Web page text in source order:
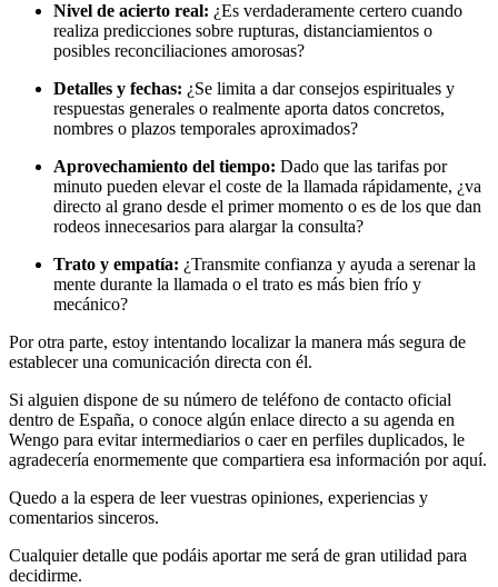
Nivel de acierto real: ¿Es verdaderamente certero cuando
realiza predicciones sobre rupturas, distanciamientos o
posibles reconciliaciones amorosas?
Detalles y fechas: ¿Se limita a dar consejos espirituales y
respuestas generales o realmente aporta datos concretos,
nombres o plazos temporales aproximados?
Aprovechamiento del tiempo: Dado que las tarifas por
minuto pueden elevar el coste de la llamada rápidamente, ¿va
directo al grano desde el primer momento o es de los que dan
rodeos innecesarios para alargar la consulta?
Trato y empatía: ¿Transmite confianza y ayuda a serenar la
mente durante la llamada o el trato es más bien frío y
mecánico?
Por otra parte, estoy intentando localizar la manera más segura de
establecer una comunicación directa con él.
Si alguien dispone de su número de teléfono de contacto oficial
dentro de España, o conoce algún enlace directo a su agenda en
Wengo para evitar intermediarios o caer en perfiles duplicados, le
agradecería enormemente que compartiera esa información por aquí.
Quedo a la espera de leer vuestras opiniones, experiencias y
comentarios sinceros.
Cualquier detalle que podáis aportar me será de gran utilidad para
decidirme.